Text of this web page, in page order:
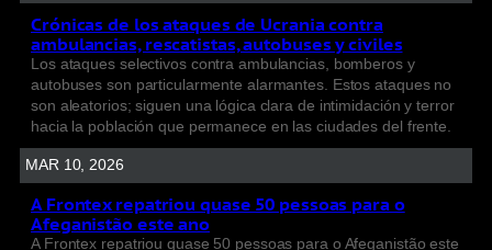
Crónicas de los ataques de Ucrania contra
ambulancias, rescatistas, autobuses y civiles
Los ataques selectivos contra ambulancias, bomberos y
autobuses son particularmente alarmantes. Estos ataques no
son aleatorios; siguen una lógica clara de intimidación y terror
hacia la población que permanece en las ciudades del frente.
MAR 10, 2026
A Frontex repatriou quase 50 pessoas para o
Afeganistão este ano
A Frontex repatriou quase 50 pessoas para o Afeganistão este